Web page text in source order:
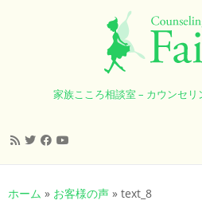
ン
家族こころ相談室 – カウンセ
ホーム » お客様の声 » text_8